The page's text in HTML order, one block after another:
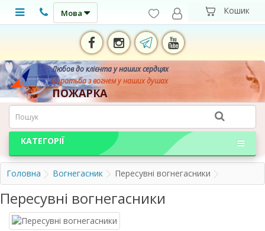
Мова
Любов до клієнта у наших сердцях
боротьба з вогнем у наших душах
ПОЖАРКА
КАТЕГОРІЇ
Головна Вогнегасник Пересувні вогнегасники
Пересувні вогнегасники